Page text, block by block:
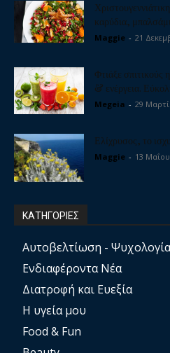
καρύδια,
Maggie - 21
Φτιάξε σπιτικούς
& ενέργεια.
Megeia - 29
Ελίχρυσος, το
Maggie - 13
ΚΑΤΗΓΟΡΙΕΣ
Αυτοβελτίωση - Ψυχολογία
Ενδιαφέροντα Νέα
Διατροφή και Ευεξία
Η υγεία μου
Food & Fun